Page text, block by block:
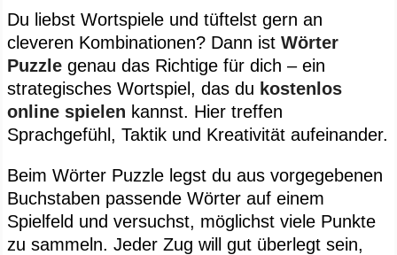
Du liebst Wortspiele und tüftelst gern an
cleveren Kombinationen? Dann ist Wörter
Puzzle genau das Richtige für dich – ein
strategisches Wortspiel, das du kostenlos
online spielen kannst. Hier treffen
Sprachgefühl, Taktik und Kreativität aufeinander.
Beim Wörter Puzzle legst du aus vorgegebenen
Buchstaben passende Wörter auf einem
Spielfeld und versuchst, möglichst viele Punkte
zu sammeln. Jeder Zug will gut überlegt sein,